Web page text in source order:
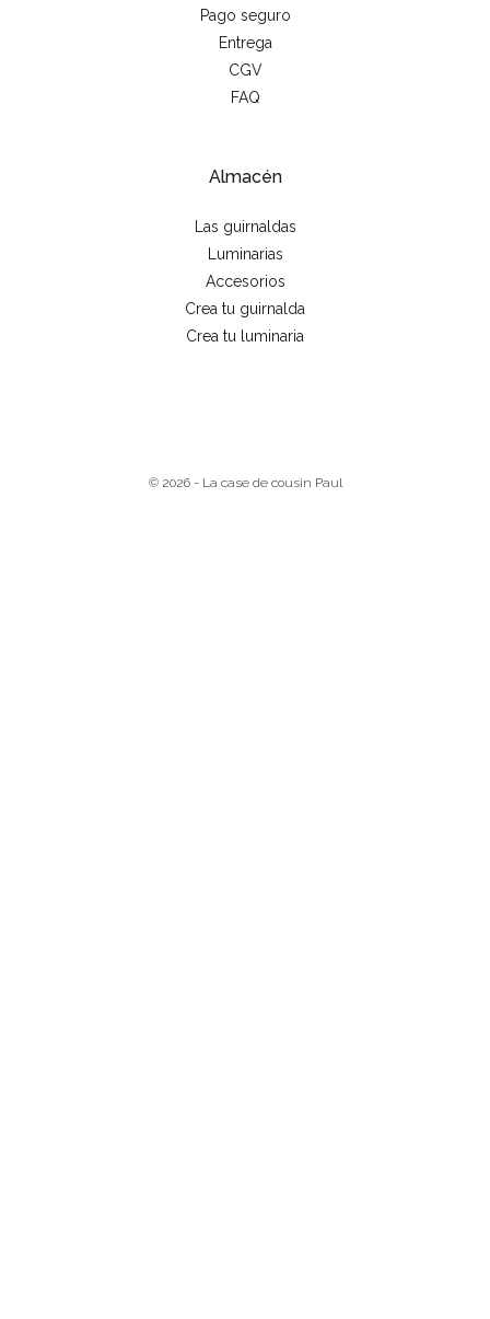
Pago seguro
Entrega
CGV
FAQ
Almacén
Las guirnaldas
Luminarias
Accesorios
Crea tu guirnalda
Crea tu luminaria
© 2026 - La case de cousin Paul